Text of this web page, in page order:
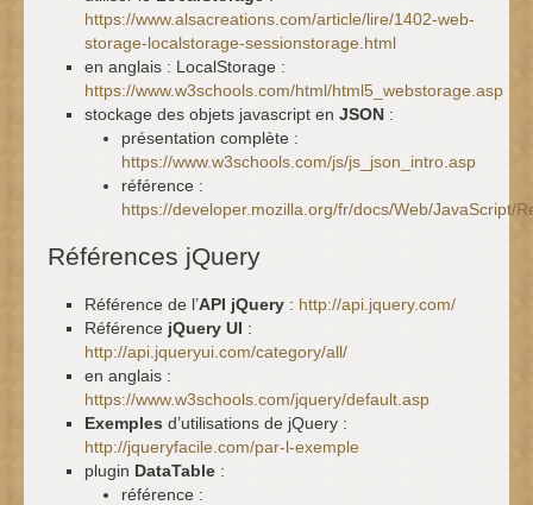
https://www.alsacreations.com/article/lire/1402-web-
storage-localstorage-sessionstorage.html
en anglais : LocalStorage :
https://www.w3schools.com/html/html5_webstorage.asp
stockage des objets javascript en JSON :
présentation complète :
https://www.w3schools.com/js/js_json_intro.asp
référence :
https://developer.mozilla.org/fr/docs/Web/JavaScript/
Références jQuery
Référence de l’API jQuery : http://api.jquery.com/
Référence jQuery UI :
http://api.jqueryui.com/category/all/
en anglais :
https://www.w3schools.com/jquery/default.asp
Exemples d’utilisations de jQuery :
http://jqueryfacile.com/par-l-exemple
plugin DataTable :
référence :